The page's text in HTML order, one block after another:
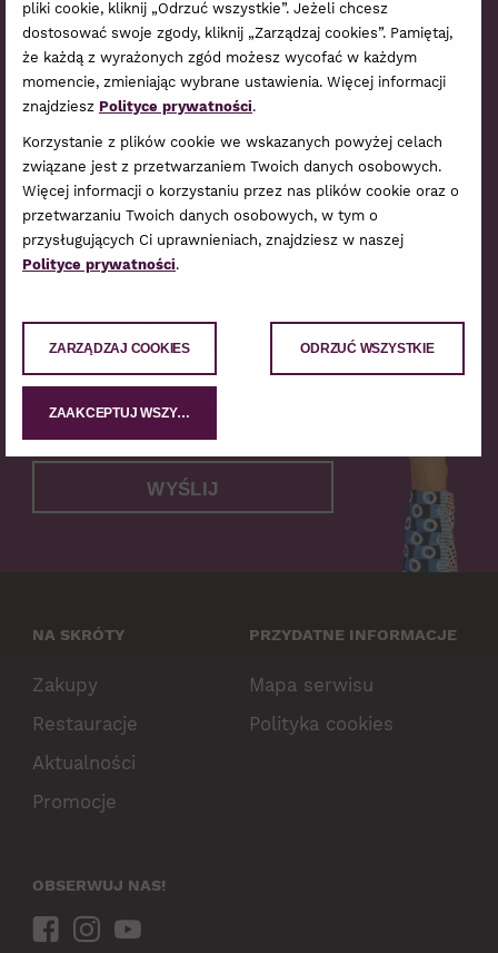
a raz na jakiś czas podrzucimy
Ci garść informacji o najnowszej
ofercie i najbliższych wydarzeniach.
Wyrażam wszystkie poniższe zgody
Wyrażam zgodę na przetwarzanie
Wyrażam zgodę na przesyłanie
mi informacji marketingowych i ofert
handlowych za pomocą środków
komunikacji elektronicznej
WYŚLIJ
NA SKRÓTY
Zakupy
Restauracje
Aktualności
Promocje
PRZYDATNE INFORMACJE
Mapa serwisu
Polityka cookies
OBSERWUJ NAS!
pliki cookie, kliknij „Odrzuć wszystkie”. Jeżeli chcesz
dostosować swoje zgody, kliknij „Zarządzaj cookies”. Pamiętaj,
że każdą z wyrażonych zgód możesz wycofać w każdym
momencie, zmieniając wybrane ustawienia. Więcej informacji
znajdziesz Polityce prywatności.
Korzystanie z plików cookie we wskazanych powyżej celach
związane jest z przetwarzaniem Twoich danych osobowych.
Więcej informacji o korzystaniu przez nas plików cookie oraz o
przetwarzaniu Twoich danych osobowych, w tym o
przysługujących Ci uprawnieniach, znajdziesz w naszej
Polityce prywatności.
ZARZĄDZAJ COOKIES ODRZUĆ WSZYSTKIE
ZAAKCEPTUJ WSZYSTKIE